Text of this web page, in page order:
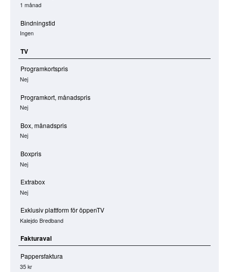
1 månad
Bindningstid
Ingen
TV
Programkortspris
Nej
Programkort, månadspris
Nej
Box, månadspris
Nej
Boxpris
Nej
Extrabox
Nej
Exklusiv plattform för öppenTV
Kalejdo Bredband
Fakturaval
Pappersfaktura
35 kr